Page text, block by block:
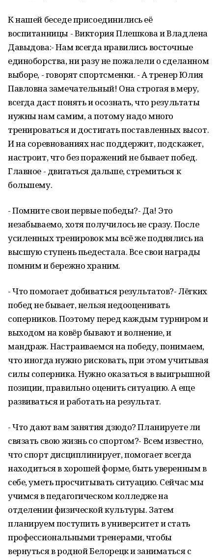
К нашей беседе присоединились её
воспитанницы - Виктория Плешкова и Владлена
Давыдова:- Нам всегда нравились восточные
единоборства, ни разу не пожалели о сделанном
выборе, - говорят спортсменки. - А тренер Юлия
Павловна замечательный! Она строгая в меру,
всегда даст понять и осознать, что результаты
нужны нам самим, а потому надо много
тренироваться и достигать поставленных высот.
И на соревнованиях нас поддержит, подскажет,
настроит, что без поражений не бывает побед.
Главное - двигаться дальше, стремиться к
большему.
- Помните свои первые победы?- Да! Это
незабываемо, хотя получилось не сразу. После
усиленных тренировок мы всё же поднялись на
высшую ступень пьедестала. Все свои награды
помним и бережно храним.
- Что помогает добиваться результатов?- Лёгких
побед не бывает, нельзя недооценивать
соперников. Поэтому перед каждым турниром и
выходом на ковёр бывают и волнение, и
мандраж. Настраиваемся на победу, понимаем,
что иногда нужно рисковать, при этом учитывая
силы соперника. Нужно оказаться в выигрышной
позиции, правильно оценить ситуацию. А еще
развиваться и работать на результат.
- Что дают вам занятия дзюдо? Планируете ли
связать свою жизнь со спортом?- Всем известно,
что спорт дисциплинирует, помогает всегда
находиться в хорошей форме, быть уверенным в
себе, уметь просчитывать ситуацию. Сейчас мы
учимся в педагогическом колледже на
отделении физической культуры. Затем
планируем поступить в университет и стать
профессиональными тренерами, чтобы
вернуться в родной Белорецк и заниматься с